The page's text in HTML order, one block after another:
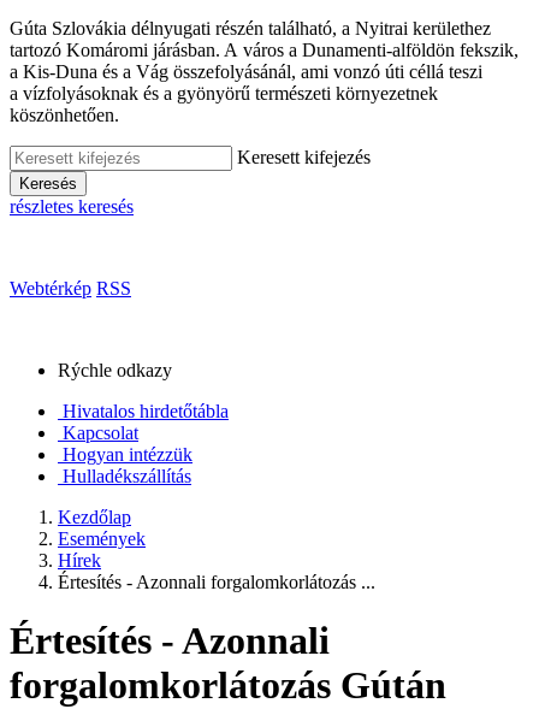
Gúta Szlovákia délnyugati részén található, a Nyitrai kerülethez
tartozó Komáromi járásban. A város a Dunamenti-alföldön fekszik,
a Kis-Duna és a Vág összefolyásánál, ami vonzó úti céllá teszi
a vízfolyásoknak és a gyönyörű természeti környezetnek
köszönhetően.
Keresett kifejezés
Keresés
részletes keresés
Webtérkép RSS
Rýchle odkazy
Hivatalos hirdetőtábla
Kapcsolat
Hogyan intézzük
Hulladékszállítás
Kezdőlap
Események
Hírek
Értesítés - Azonnali forgalomkorlátozás ...
Értesítés - Azonnali
forgalomkorlátozás Gútán